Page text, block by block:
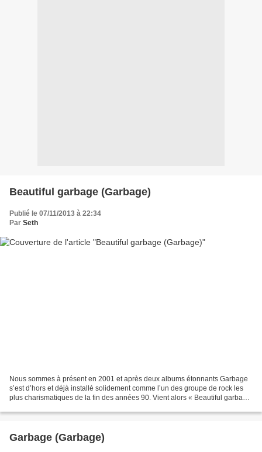
Beautiful garbage (Garbage)
Publié le 07/11/2013 à 22:34
Par Seth
Nous sommes à présent en 2001 et après deux albums étonnants Garbage
s’est d’hors et déjà installé solidement comme l’un des groupe de rock les
plus charismatiques de la fin des années 90. Vient alors « Beautiful garbage
Garbage (Garbage)